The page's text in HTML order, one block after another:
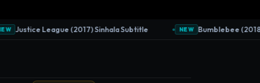
Justice League (2017) Sinhala Subtitle NEW Bumblebee (2018)